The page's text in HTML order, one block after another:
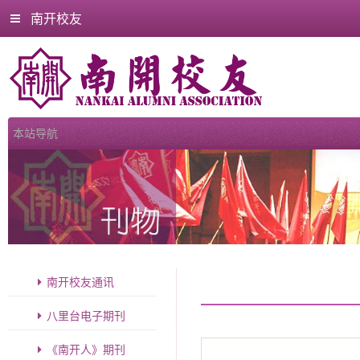
南开校友
南开校友通讯
八里台电子期刊
《南开人》期刊